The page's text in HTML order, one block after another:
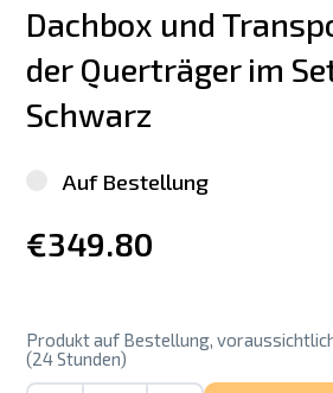
Dachbox und
der Querträger im
Schwarz
Auf Bestellung
€349.80
Produkt auf Bestellung,
(24 Stunden)